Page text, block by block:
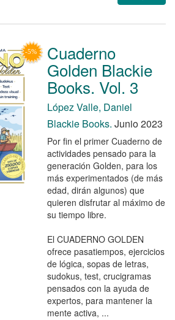
Cuaderno
Golden Blackie
Books. Vol. 3
López Valle, Daniel
Blackie Books. Junio 2023
Por fin el primer Cuaderno de
actividades pensado para la
generación Golden, para los
más experimentados (de más
edad, dirán algunos) que
quieren disfrutar al máximo de
su tiempo libre.
El CUADERNO GOLDEN
ofrece pasatiempos, ejercicios
de lógica, sopas de letras,
sudokus, test, crucigramas
pensados con la ayuda de
expertos, para mantener la
mente activa, ...